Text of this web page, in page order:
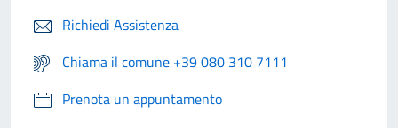
Richiedi Assistenza
Chiama il comune +39 080 310 7111
Prenota un appuntamento